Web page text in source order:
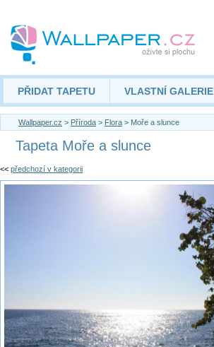
PŘIDAT TAPETU VLASTNÍ GALERIE
Wallpaper.cz > Příroda > Flora > Moře a slunce
Tapeta Moře a slunce
<< předchozí v kategorii